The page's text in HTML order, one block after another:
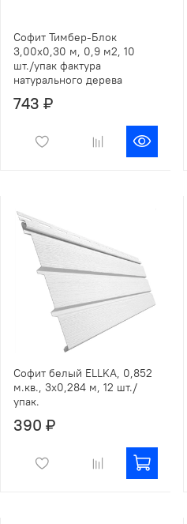
Софит Тимбер-Блок
3,00х0,30 м, 0,9 м2, 10
шт./упак фактура
натурального дерева
743 ₽
Софит белый ELLKA, 0,852
м.кв., 3х0,284 м, 12 шт./
упак.
390 ₽